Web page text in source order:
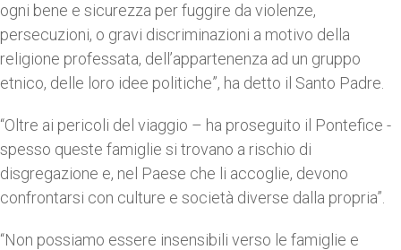
ogni bene e sicurezza per fuggire da violenze,
persecuzioni, o gravi discriminazioni a motivo della
religione professata, dell’appartenenza ad un gruppo
etnico, delle loro idee politiche”, ha detto il Santo Padre.
“Oltre ai pericoli del viaggio – ha proseguito il Pontefice -
spesso queste famiglie si trovano a rischio di
disgregazione e, nel Paese che li accoglie, devono
confrontarsi con culture e società diverse dalla propria”.
“Non possiamo essere insensibili verso le famiglie e